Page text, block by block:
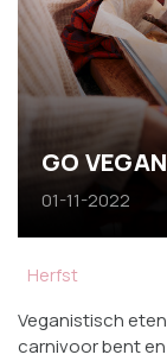
GO
01-11-2022
Herfst
Veganistisch
carnivoor bent